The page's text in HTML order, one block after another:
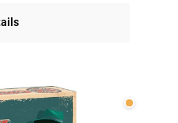
Wenige